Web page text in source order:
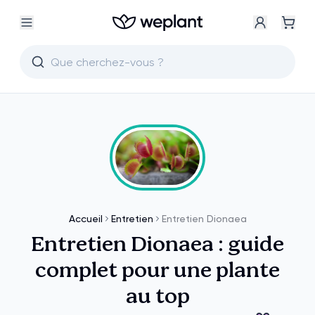
Accueil Entretien Entretien Dionaea
Entretien Dionaea : guide
complet pour une plante
au top